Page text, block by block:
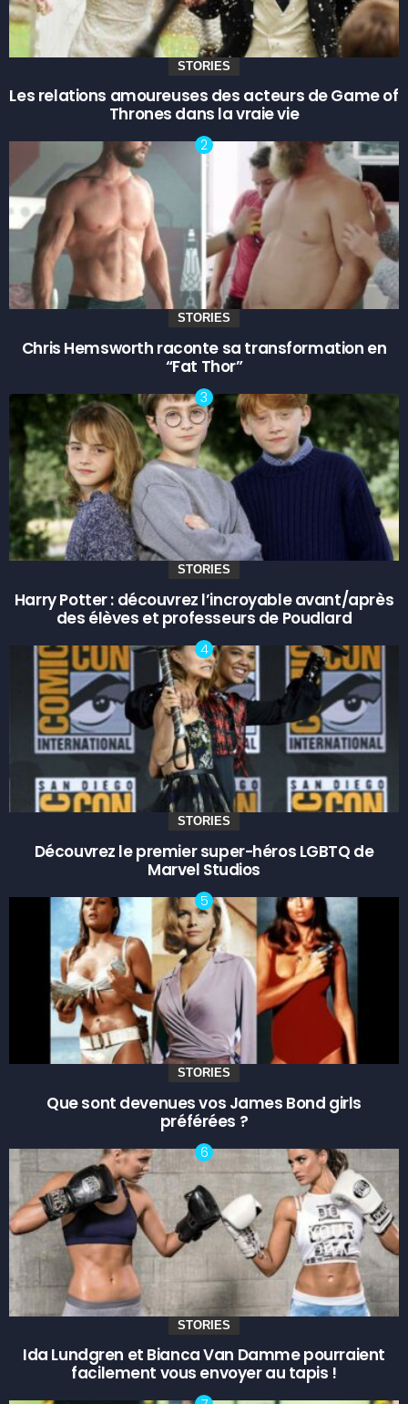
STORIES
Les relations amoureuses des acteurs de Game of
Thrones dans la vraie vie
STORIES
Chris Hemsworth raconte sa transformation en
“Fat Thor”
STORIES
Harry Potter : découvrez l’incroyable avant/après
des élèves et professeurs de Poudlard
STORIES
Découvrez le premier super-héros LGBTQ de
Marvel Studios
STORIES
Que sont devenues vos James Bond girls
préférées ?
STORIES
Ida Lundgren et Bianca Van Damme pourraient
facilement vous envoyer au tapis !